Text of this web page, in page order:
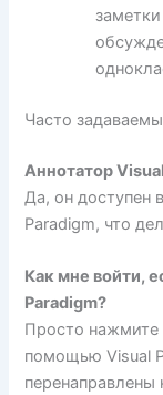
Часто
Аннотатор
Да, он доступен
Paradigm, что
Как мне войти,
Paradigm?
Просто нажмите
помощью Visual
перенаправлены